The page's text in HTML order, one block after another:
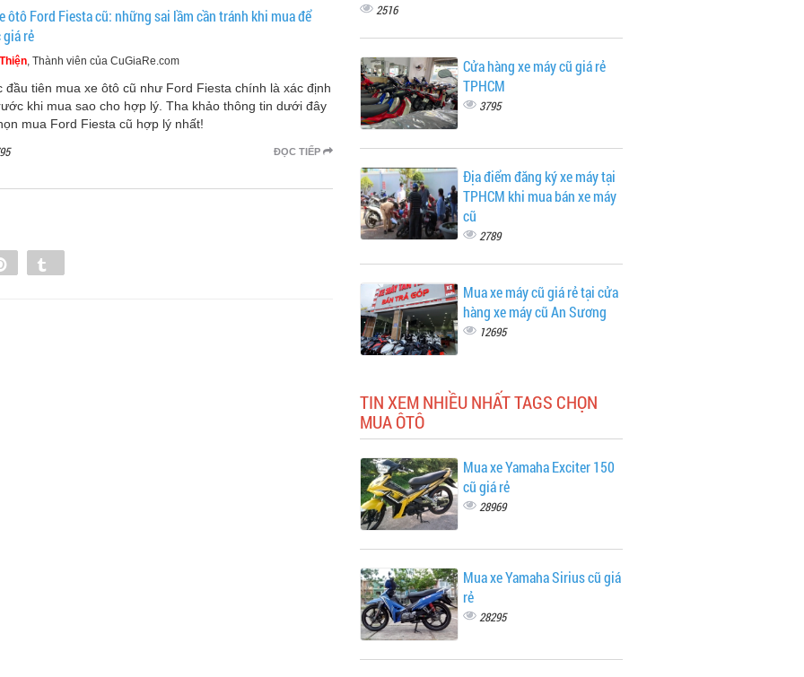
ôtô Ford Fiesta cũ: những sai lầm cần tránh khi mua để
rẻ
, Thành viên của CuGiaRe.com
đầu tiên mua xe ôtô cũ như Ford Fiesta chính là xác định
khi mua sao cho hợp lý. Tha khảo thông tin dưới đây
mua Ford Fiesta cũ hợp lý nhất!
ĐỌC TIẾP
2516
Cửa hàng xe máy cũ giá rẻ
TPHCM
3795
Địa điểm đăng ký xe máy tại
TPHCM khi mua bán xe máy
cũ
2789
Mua xe máy cũ giá rẻ tại cửa
hàng xe máy cũ An Sương
12695
TIN XEM NHIỀU NHẤT TAGS CHỌN
MUA ÔTÔ
Mua xe Yamaha Exciter 150
cũ giá rẻ
28969
Mua xe Yamaha Sirius cũ giá
rẻ
28295